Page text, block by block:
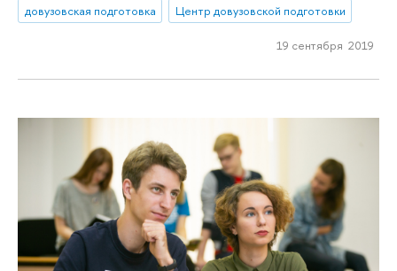
довузовская подготовка
Центр довузовской подготовки
19 сентября 2019